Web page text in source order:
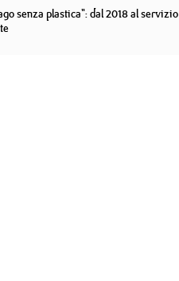
senza plastica": dal 2018 al servizio